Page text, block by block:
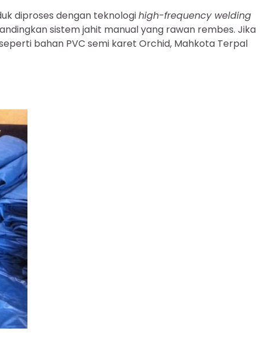
diproses dengan teknologihigh-frequency welding
sistem jahit manual yang rawan rembes. Jika
bahan PVC semi karet Orchid, Mahkota Terpal